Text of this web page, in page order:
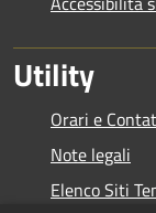
Utility
Orari e
Note legali
Elenco Siti